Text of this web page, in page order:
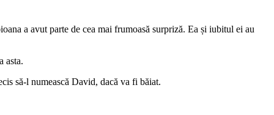
a avut parte de cea mai frumoasă surpriză. Ea și iubitul ei au
asta.
să-l numească David, dacă va fi băiat.